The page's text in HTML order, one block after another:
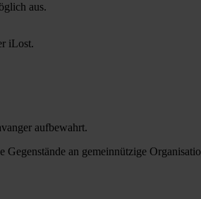
aus.
iLost.
aufbewahrt.
an gemeinnützige